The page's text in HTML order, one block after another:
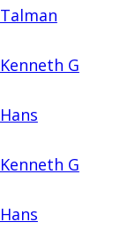
Talman
Kenneth G
Hans
Kenneth G
Hans